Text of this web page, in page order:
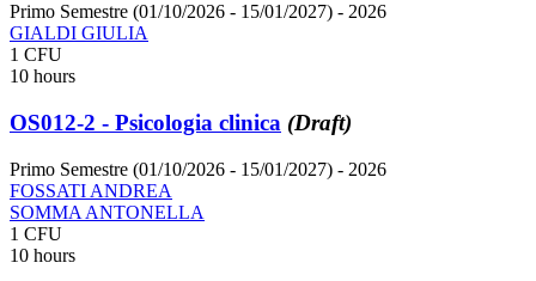
Primo Semestre (01/10/2026 - 15/01/2027) - 2026
GIALDI GIULIA
1 CFU
10 hours
OS012-2 - Psicologia clinica (Draft)
Primo Semestre (01/10/2026 - 15/01/2027) - 2026
FOSSATI ANDREA
SOMMA ANTONELLA
1 CFU
10 hours